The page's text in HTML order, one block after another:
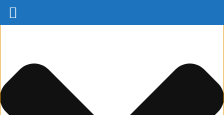
Spravovat Souhlas s cookies